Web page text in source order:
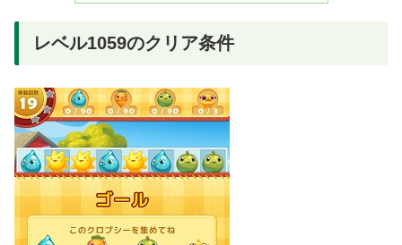
レベル1059のクリア条件